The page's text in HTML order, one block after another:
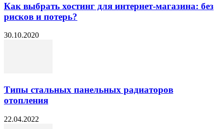
Как выбрать хостинг для интернет-магазина: без
рисков и потерь?
30.10.2020
Типы стальных панельных радиаторов
отопления
22.04.2022